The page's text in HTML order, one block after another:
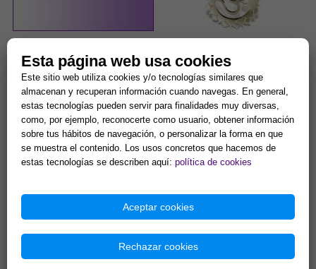
OJOS TURCOS COLOR LILA
CON PESTAÑAS BRILLANTES
5,00 €
Comprar
MANIPURA PLEXO SOLAR.
(PARA DONUT)
Manipura, chakra del ombligo,
chakra del plexo solar: Se
encuentra en la parte superior
del abdomen en la zona...
8,42 €
Comprar
Esta página web usa cookies
Este sitio web utiliza cookies y/o tecnologías similares que
almacenan y recuperan información cuando navegas. En general,
estas tecnologías pueden servir para finalidades muy diversas,
como, por ejemplo, reconocerte como usuario, obtener información
sobre tus hábitos de navegación, o personalizar la forma en que
se muestra el contenido. Los usos concretos que hacemos de
estas tecnologías se describen aquí: política de cookies
Aceptar cookies
Rechazar cookies